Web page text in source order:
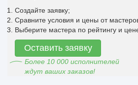
Создайте заявку;
Сравните условия и цены от
Выберите мастера по рейтингу и
Оставить заявку
Более 10 000 исполнителей
ждут ваших заказов!